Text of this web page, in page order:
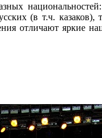
(в т.ч.
отличают яркие